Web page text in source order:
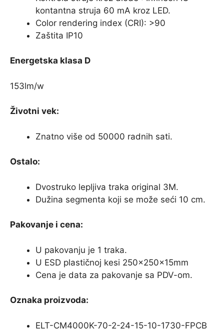
kontantna struja 60 mA kroz LED.
Color rendering index (CRI): >90
Zaštita IP10
Energetska klasa D
153lm/w
Životni vek:
Znatno više od 50000 radnih sati.
Ostalo:
Dvostruko lepljiva traka original 3M.
Dužina segmenta koji se može seći 10 cm.
Pakovanje i cena:
U pakovanju je 1 traka.
U ESD plastičnoj kesi 250x250x15mm
Cena je data za pakovanje sa PDV-om.
Oznaka proizvoda:
ELT-CM4000K-70-2-24-15-10-1730-FPCB